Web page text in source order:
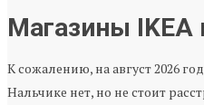
Магазины IKEA
К сожалению, на август 2026
Нальчике нет, но не стоит